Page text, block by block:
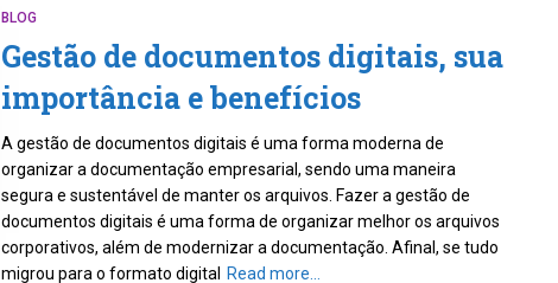
BLOG
Gestão de documentos digitais, sua
importância e benefícios
A gestão de documentos digitais é uma forma moderna de
organizar a documentação empresarial, sendo uma maneira
segura e sustentável de manter os arquivos. Fazer a gestão de
documentos digitais é uma forma de organizar melhor os arquivos
corporativos, além de modernizar a documentação. Afinal, se tudo
migrou para o formato digital
Read more…